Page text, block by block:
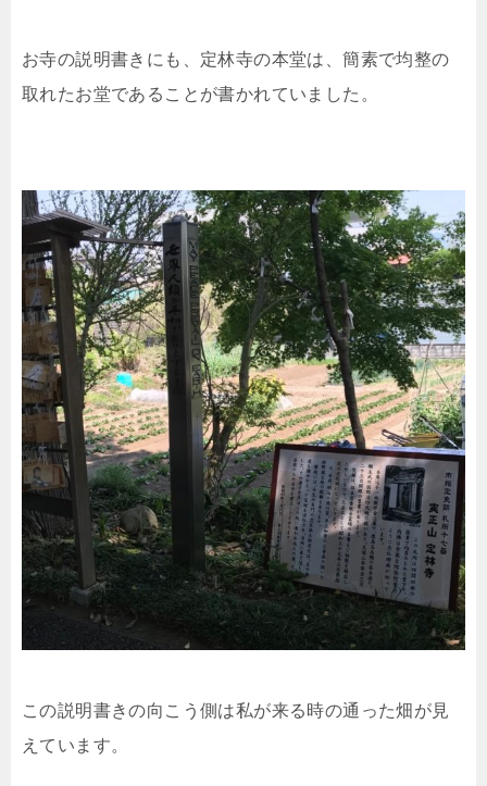
お寺の説明書きにも、定林寺の本堂は、簡素で均整の
取れたお堂であることが書かれていました。
この説明書きの向こう側は私が来る時の通った畑が見
えています。